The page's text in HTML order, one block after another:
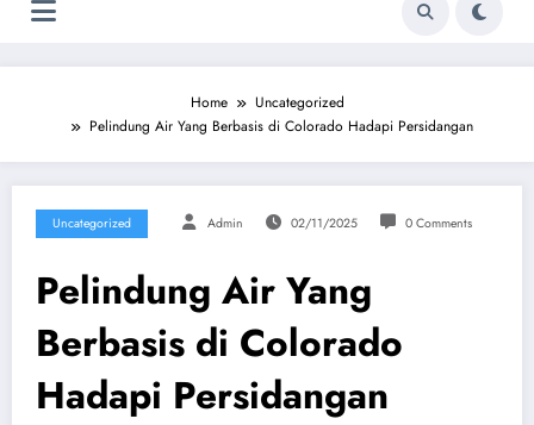
Home
Uncategorized
Pelindung Air Yang Berbasis di Colorado Hadapi Persidangan
Uncategorized Admin 02/11/2025 0 Comments
Pelindung Air Yang
Berbasis di Colorado
Hadapi Persidangan